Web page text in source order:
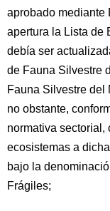
aprobado mediante
apertura la Lista de
debía ser
de Fauna Silvestre
Fauna Silvestre del
no obstante,
normativa
ecosistemas a
bajo la
Frágiles;